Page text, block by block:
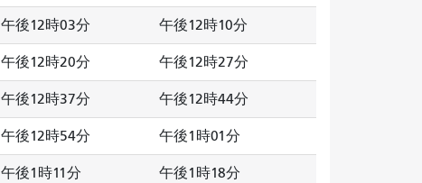
午後12時03分 午後12時10分
午後12時20分 午後12時27分
午後12時37分 午後12時44分
午後12時54分 午後1時01分
午後1時11分 午後1時18分